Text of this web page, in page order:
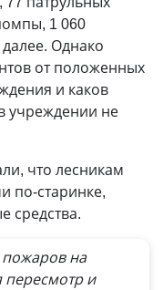
1 060
Однако
от положенных
и каков
учреждении не
что лесникам
по-старинке,
средства.
на
пересмотр и